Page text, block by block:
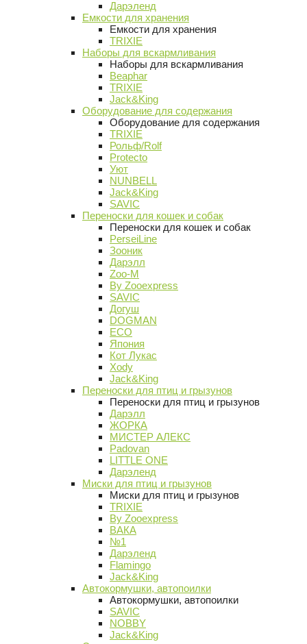
Дарэленд
Емкости для хранения
Емкости для хранения
TRIXIE
Наборы для вскармливания
Наборы для вскармливания
Beaphar
TRIXIE
Jack&King
Оборудование для содержания
Оборудование для содержания
TRIXIE
Рольф/Rolf
Protecto
Уют
NUNBELL
Jack&King
SAVIC
Переноски для кошек и собак
Переноски для кошек и собак
PerseiLine
Зооник
Дарэлл
Zoo-M
By Zooexpress
SAVIC
Догуш
DOGMAN
ECO
Япония
Кот Лукас
Xody
Jack&King
Переноски для птиц и грызунов
Переноски для птиц и грызунов
Дарэлл
ЖОРКА
МИСТЕР АЛЕКС
Padovan
LITTLE ONE
Дарэленд
Миски для птиц и грызунов
Миски для птиц и грызунов
TRIXIE
By Zooexpress
ВАКА
№1
Дарэленд
Flamingo
Jack&King
Автокормушки, автопоилки
Автокормушки, автопоилки
SAVIC
NOBBY
Jack&King